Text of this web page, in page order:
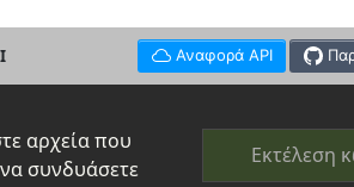
Αναφορά API
αρχεία που
συνδυάσετε
Εκτέλεση